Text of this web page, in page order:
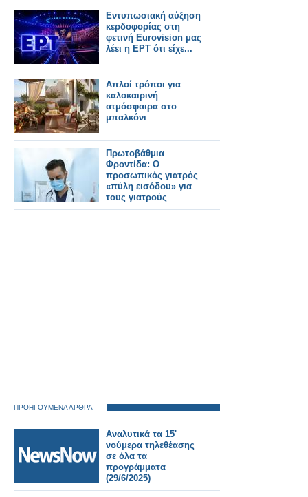
Εντυπωσιακή αύξηση
κερδοφορίας στη
φετινή Eurovision μας
λέει η ΕΡΤ ότι είχε...
Απλοί τρόποι για
καλοκαιρινή
ατμόσφαιρα στο
μπαλκόνι
Πρωτοβάθμια
Φροντίδα: Ο
προσωπικός γιατρός
«πύλη εισόδου» για
τους γιατρούς
ειδικότητας
ΠΡΟΗΓΟΥΜΕΝΑ ΑΡΘΡΑ
Αναλυτικά τα 15'
νούμερα τηλεθέασης
σε όλα τα
προγράμματα
(29/6/2025)